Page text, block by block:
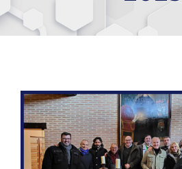
Ver
imagen
más